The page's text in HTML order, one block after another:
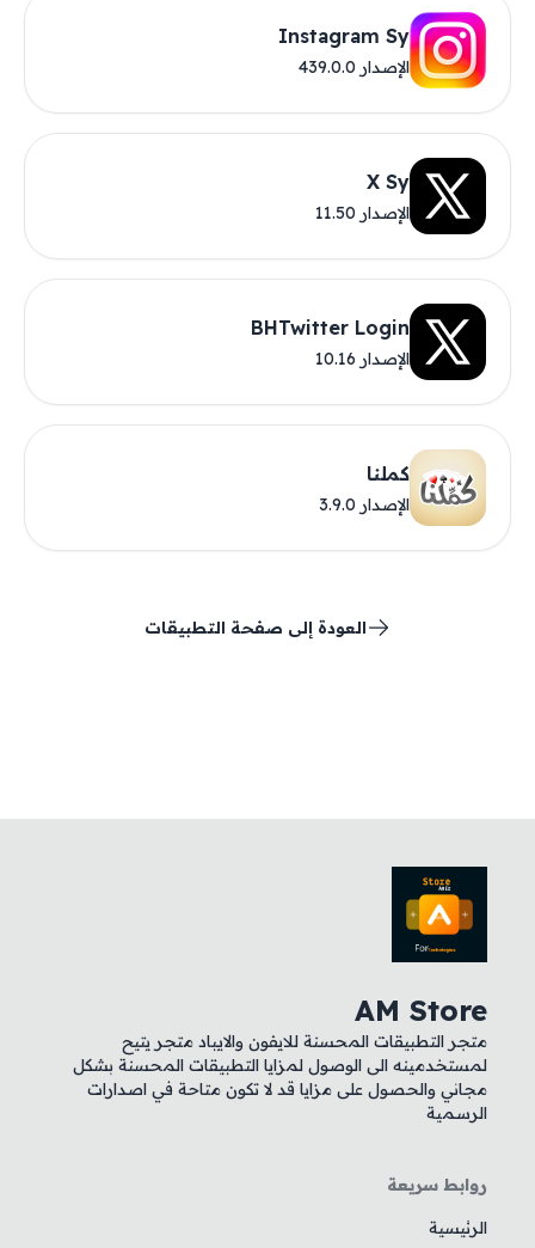
Instagram Sy
الإصدار 439.0.0
X Sy
الإصدار 11.50
BHTwitter Login
الإصدار 10.16
كملنا
الإصدار 3.9.0
العودة إلى صفحة التطبيقات
AM Store
متجر التطبيقات المحسنة للايفون والايباد متجر يتيح
لمستخدمينه الى الوصول لمزايا التطبيقات المحسنة بشكل
مجاني والحصول على مزايا قد لا تكون متاحة في اصدارات
الرسمية
روابط سريعة
الرئيسية